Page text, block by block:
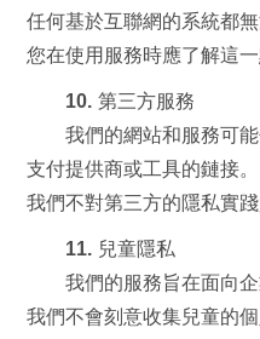
任何基於互聯網的系統都
您在使用服務時應了解這一
10. 第三方服務
我們的網站和服務可
支付提供商或工具的鏈接。
我們不對第三方的隱私實踐
11. 兒童隱私
我們的服務旨在面向
我們不會刻意收集兒童的個